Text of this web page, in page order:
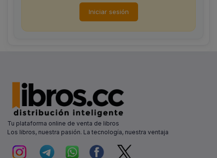
Iniciar sesión
Tu plataforma online de venta de libros
Los libros, nuestra pasión. La tecnología, nuestra ventaja